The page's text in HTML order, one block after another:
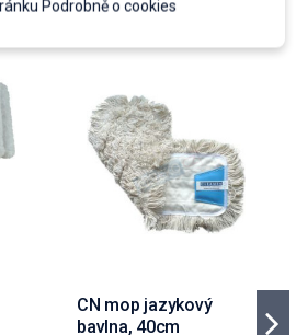
CN mop jazykový
bavlna, 40cm
Podrobně o cookies